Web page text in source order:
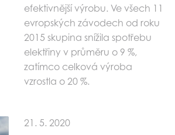
efektivnější výrobu. Ve všech 11
evropských závodech od roku
2015 skupina snížila spotřebu
elektřiny v průměru o 9 %,
zatímco celková výroba
vzrostla o 20 %.
21. 5. 2020